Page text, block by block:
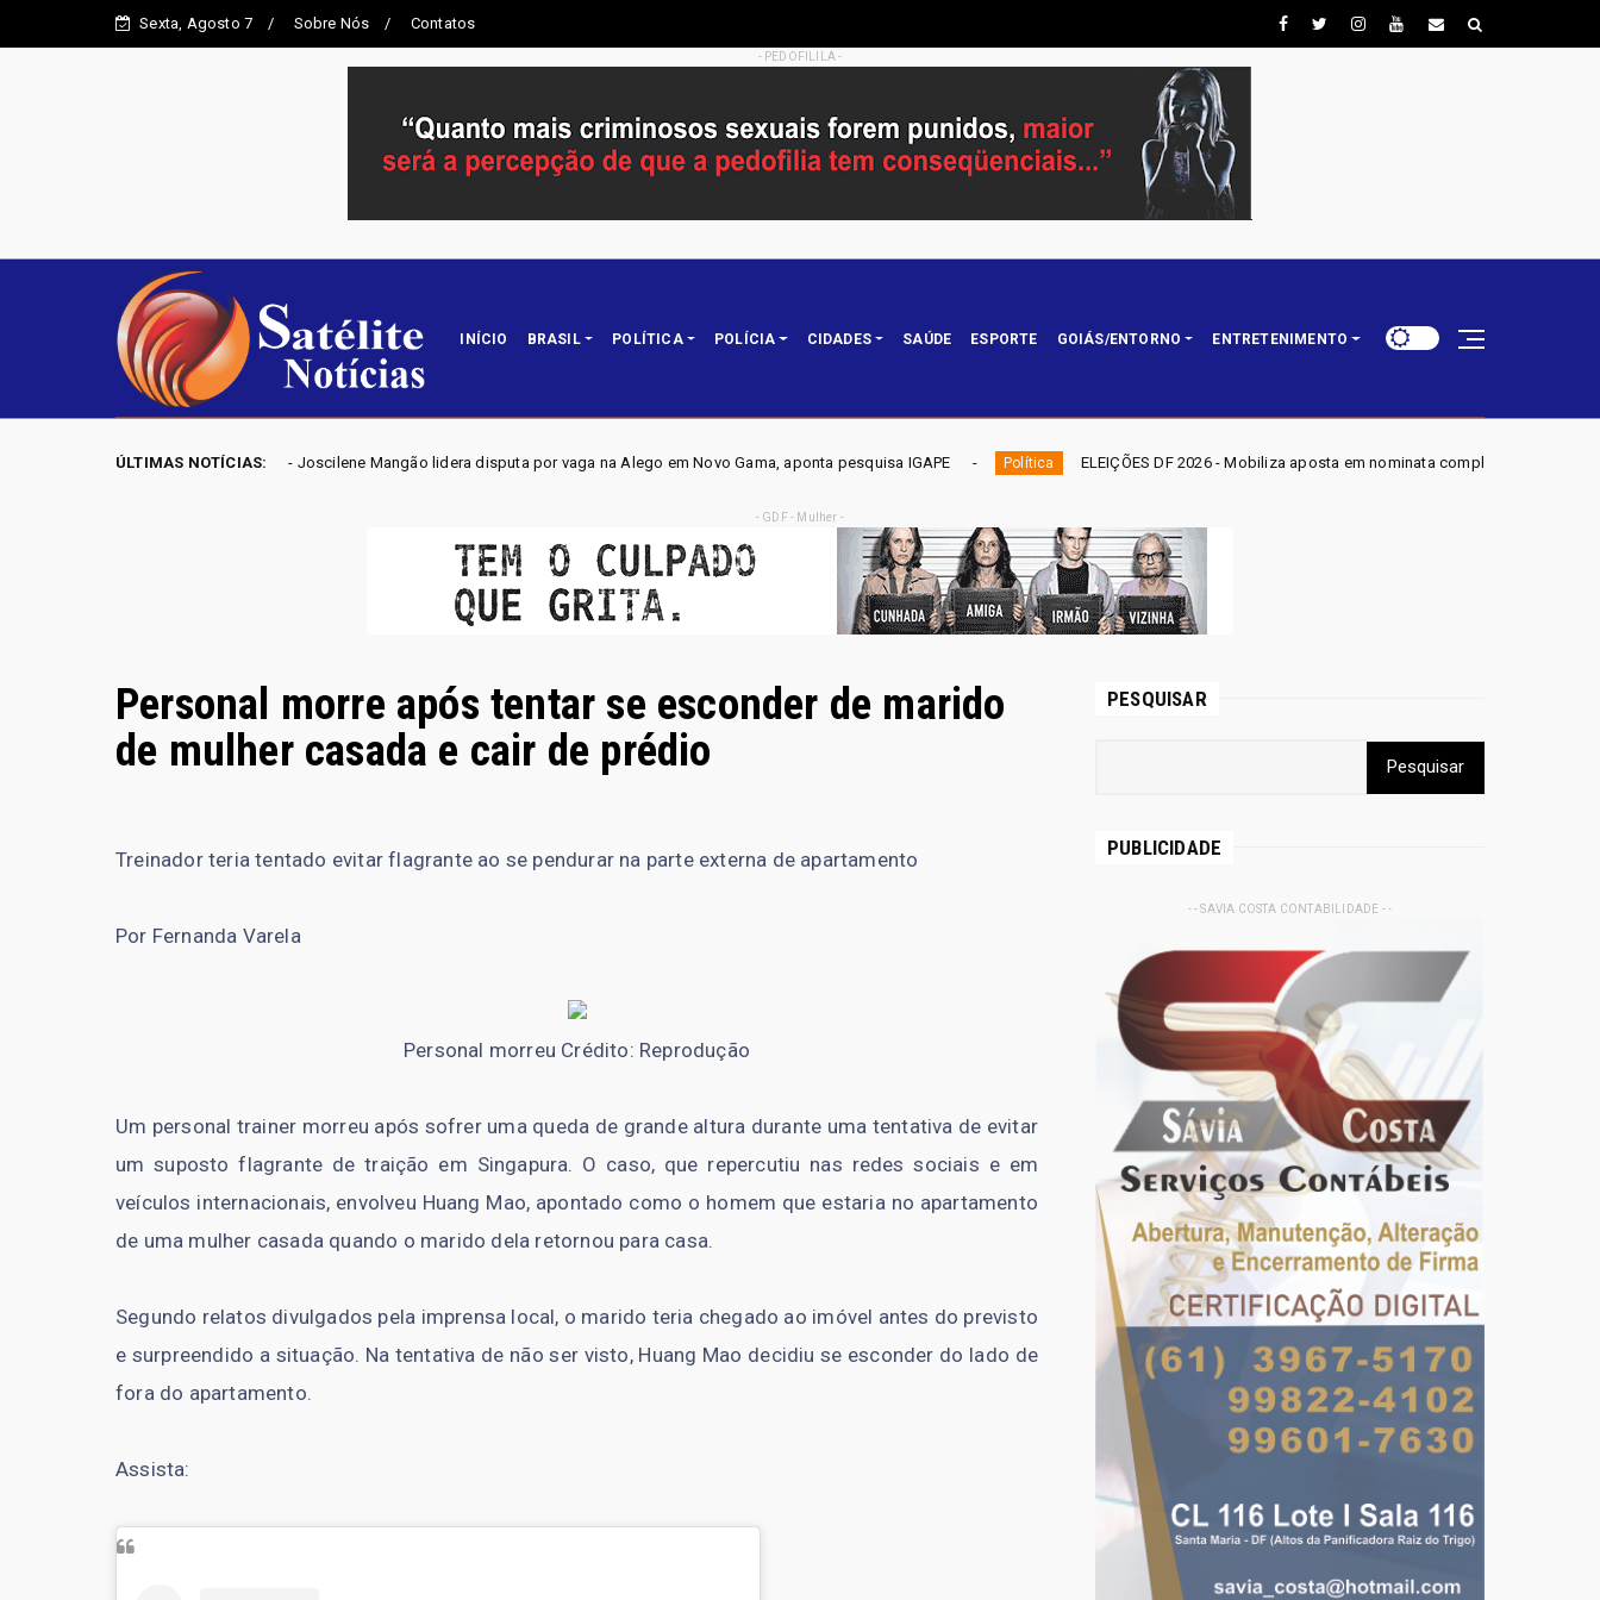
Sexta, Agosto 7 Sobre Nós Contatos
- PEDOFILILA -
INÍCIO BRASIL POLÍTICA POLÍCIA CIDADES SAÚDE ESPORTE GOIÁS/ENTORNO ENTRETENIMENTO
ÚLTIMAS NOTÍCIAS:
GO 2026 - Joscilene Mangão lidera disputa por vaga na Alego em Novo Gama, aponta pesquisa IGAPE Política ELEIÇÕES DF 2026 - Mobiliza aposta em nominata completa e mira eleger três deputados
- GDF - Mulher -
Personal morre após tentar se esconder de marido
de mulher casada e cair de prédio
Treinador teria tentado evitar flagrante ao se pendurar na parte externa de apartamento
Por Fernanda Varela
Personal morreu Crédito: Reprodução
Um personal trainer morreu após sofrer uma queda de grande altura durante uma tentativa de evitar
um suposto flagrante de traição em Singapura. O caso, que repercutiu nas redes sociais e em
veículos internacionais, envolveu Huang Mao, apontado como o homem que estaria no apartamento
de uma mulher casada quando o marido dela retornou para casa.
Segundo relatos divulgados pela imprensa local, o marido teria chegado ao imóvel antes do previsto
e surpreendido a situação. Na tentativa de não ser visto, Huang Mao decidiu se esconder do lado de
fora do apartamento.
Assista:
PESQUISAR
PUBLICIDADE
- - SAVIA COSTA CONTABILIDADE - -